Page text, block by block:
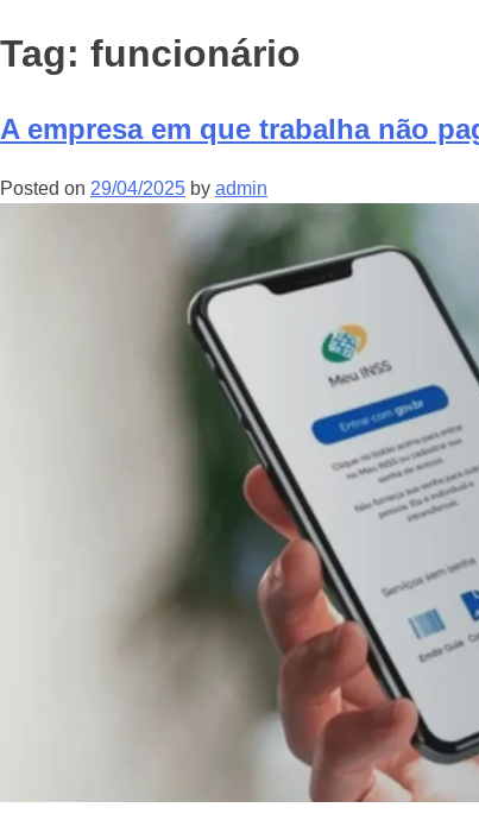
Tag: funcionário
A empresa em que trabalha não
Posted on 29/04/2025 by admin